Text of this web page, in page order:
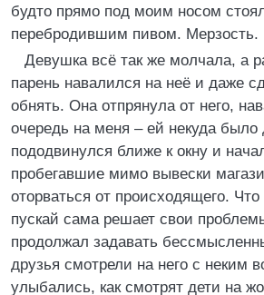
будто прямо под моим носом
перебродившим пивом. Мерзость.
Девушка всё так же молчала, а
парень навалился на неё и даже
обнять. Она отпрянула от него,
очередь на меня – ей некуда было
пододвинулся ближе к окну и
пробегавшие мимо вывески
оторваться от происходящего.
пускай сама решает свои
продолжал задавать
друзья смотрели на него с неким
улыбались, как смотрят дети на